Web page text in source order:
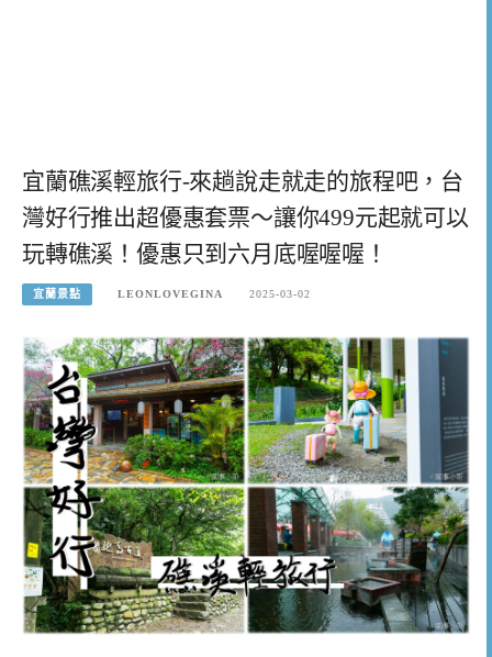
宜蘭礁溪輕旅行-來趟說走就走的旅程吧，台
灣好行推出超優惠套票～讓你499元起就可以
玩轉礁溪！優惠只到六月底喔喔喔！
宜蘭景點 LEONLOVEGINA 2025-03-02